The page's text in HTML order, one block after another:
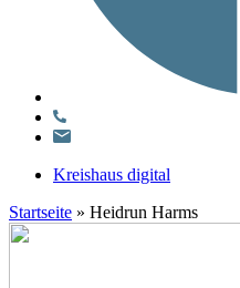
Kreishaus digital
Startseite » Heidrun Harms